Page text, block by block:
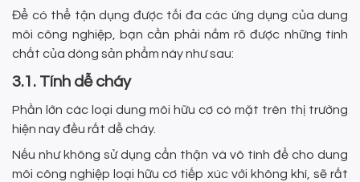
Để có thể tận dụng được tối đa các ứng dụng của dung
môi công nghiệp, bạn cần phải nắm rõ được những tính
chất của dòng sản phẩm này như sau:
3.1. Tính dễ cháy
Phần lớn các loại dung môi hữu cơ có mặt trên thị trường
hiện nay đều rất dễ cháy.
Nếu như không sử dụng cẩn thận và vô tình để cho dung
môi công nghiệp loại hữu cơ tiếp xúc với không khí, sẽ rất